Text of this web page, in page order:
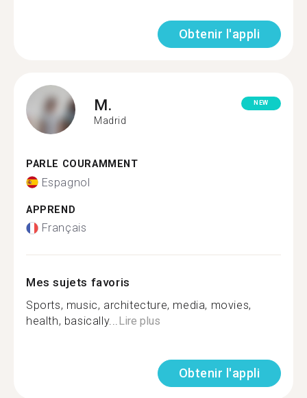
Obtenir l'appli
M.
Madrid
NEW
PARLE COURAMMENT
Espagnol
APPREND
Français
Mes sujets favoris
Sports, music, architecture, media, movies,
health, basically...Lire plus
Obtenir l'appli